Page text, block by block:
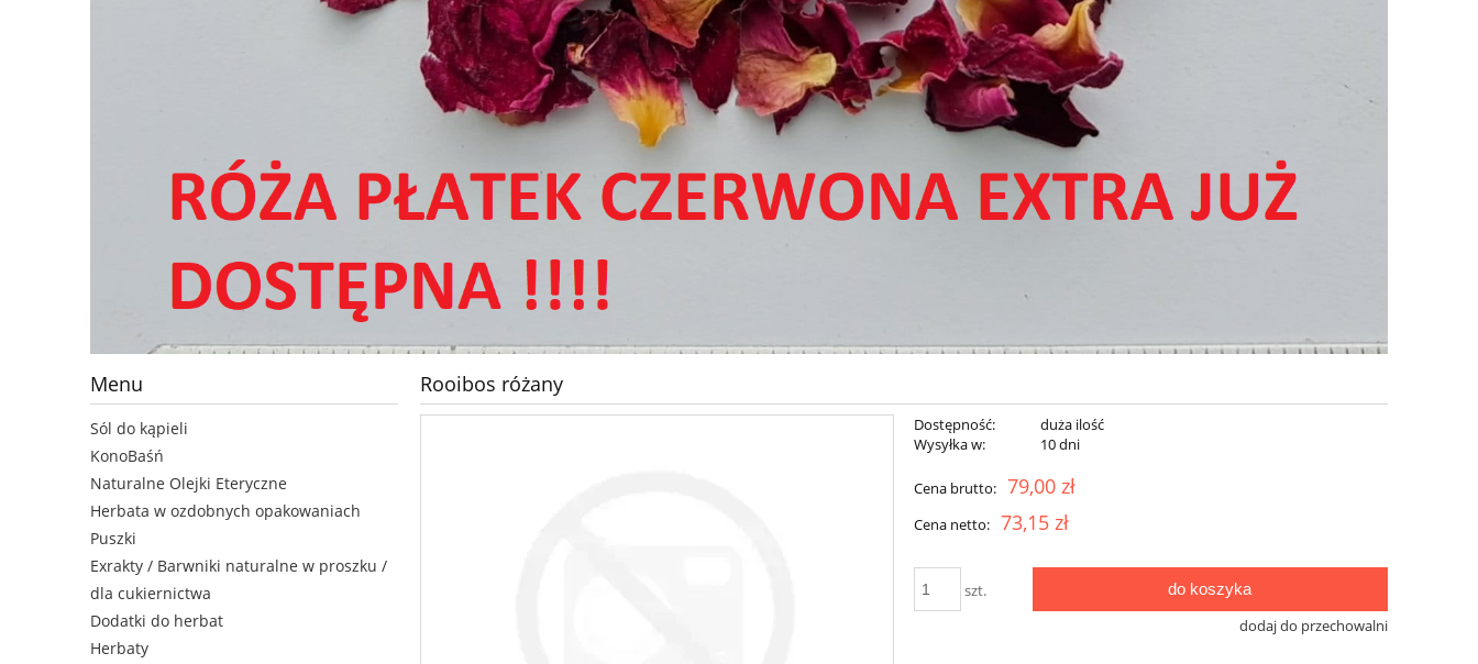
Menu
Sól do kąpieli
KonoBaśń
Naturalne Olejki Eteryczne
Herbata w ozdobnych opakowaniach
Puszki
Exrakty / Barwniki naturalne w proszku /
dla cukiernictwa
Dodatki do herbat
Herbaty
Rooibos różany
Dostępność:
duża ilość
Wysyłka w:
10 dni
Cena brutto: 79,00 zł
Cena netto: 73,15 zł
szt. do koszyka
dodaj do przechowalni